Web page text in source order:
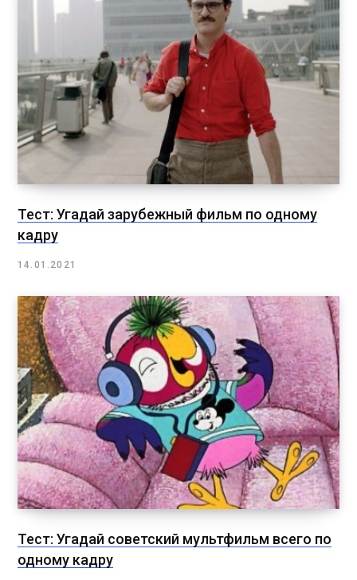
Тест: Угадай зарубежный фильм по одному
кадру
14.01.2021
Тест: Угадай советский мультфильм всего по
одному кадру